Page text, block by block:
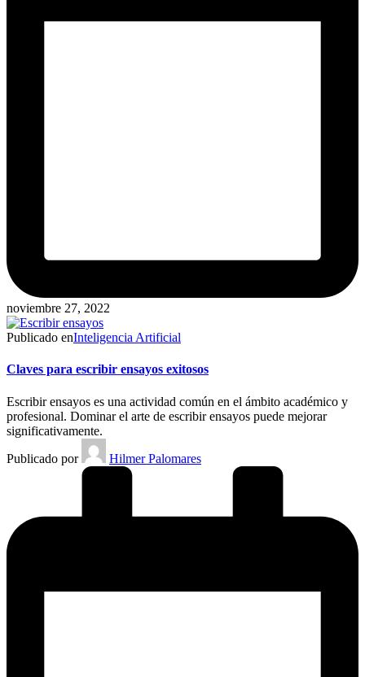
noviembre 27, 2022
Publicado enInteligencia Artificial
Claves para escribir ensayos exitosos
Escribir ensayos es una actividad común en el ámbito académico y
profesional. Dominar el arte de escribir ensayos puede mejorar
significativamente.
Publicado por
Hilmer Palomares